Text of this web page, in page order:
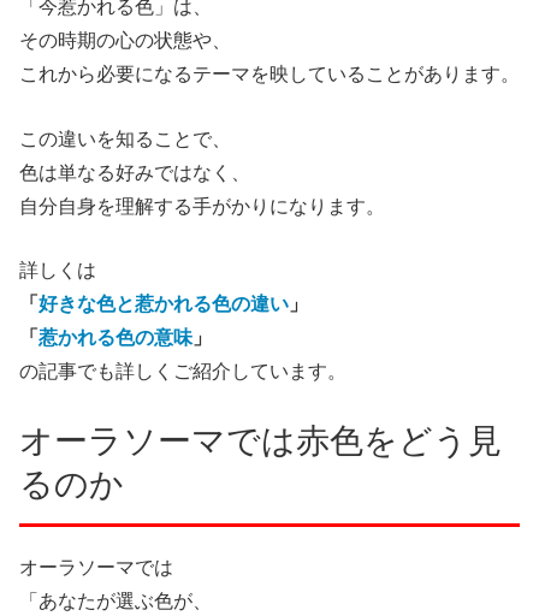
「今惹かれる色」は、
その時期の心の状態や、
これから必要になるテーマを映していることがあります。
この違いを知ることで、
色は単なる好みではなく、
自分自身を理解する手がかりになります。
詳しくは
「 好きな色と惹かれる色の違い 」
「 惹かれる色の意味 」
の記事でも詳しくご紹介しています。
オーラソーマでは赤色をどう見
るのか
オーラソーマでは
「あなたが選ぶ色が、